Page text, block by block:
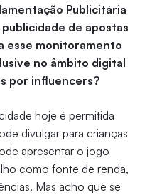
Publicitária
de apostas
esse monitoramento
no âmbito digital
por influencers?
hoje é permitida
divulgar para crianças
apresentar o jogo
como fonte de renda,
Mas acho que se